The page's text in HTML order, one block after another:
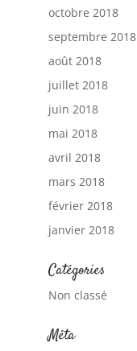
octobre 2018
septembre 2018
août 2018
juillet 2018
juin 2018
mai 2018
avril 2018
mars 2018
février 2018
janvier 2018
Catégories
Non classé
Méta